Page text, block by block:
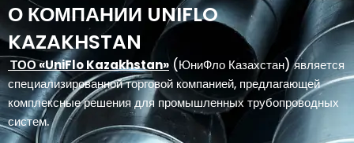
О КОМПАНИИ UNIFLO
KAZAKHSTAN
ТОО «UniFlo Kazakhstan»(ЮниФло Казахстан) является
специализированной торговой компанией, предлагающей
комплексные решения для промышленных трубопроводных
систем.